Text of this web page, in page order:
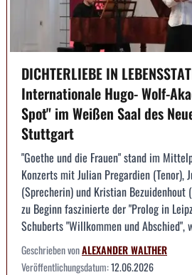
DICHTERLIEBE IN
Internationale Hugo- Wolf-
Spot" im Weißen Saal des
Stuttgart
"Goethe und die Frauen" stand im
Konzerts mit Julian Pregardien (Tenor),
(Sprecherin) und Kristian Bezuidenhout
zu Beginn faszinierte der "Prolog in
Schuberts "Willkommen und Abschied",
Geschrieben vonALEXANDER WALTHER
Veröffentlichungsdatum:12.06.2026